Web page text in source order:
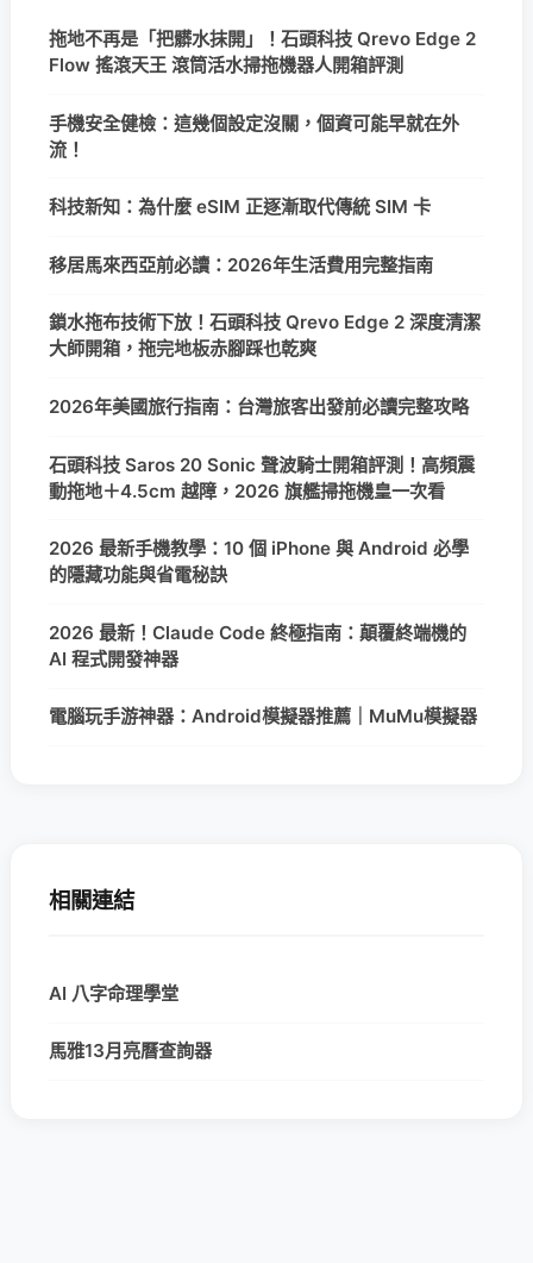
拖地不再是「把髒水抹開」！石頭科技 Qrevo Edge 2
Flow 搖滾天王 滾筒活水掃拖機器人開箱評測
手機安全健檢：這幾個設定沒關，個資可能早就在外
流！
科技新知：為什麼 eSIM 正逐漸取代傳統 SIM 卡
移居馬來西亞前必讀：2026年生活費用完整指南
鎖水拖布技術下放！石頭科技 Qrevo Edge 2 深度清潔
大師開箱，拖完地板赤腳踩也乾爽
2026年美國旅行指南：台灣旅客出發前必讀完整攻略
石頭科技 Saros 20 Sonic 聲波騎士開箱評測！高頻震
動拖地＋4.5cm 越障，2026 旗艦掃拖機皇一次看
2026 最新手機教學：10 個 iPhone 與 Android 必學
的隱藏功能與省電秘訣
2026 最新！Claude Code 終極指南：顛覆終端機的
AI 程式開發神器
電腦玩手游神器：Android模擬器推薦｜MuMu模擬器
相關連結
AI 八字命理學堂
馬雅13月亮曆查詢器